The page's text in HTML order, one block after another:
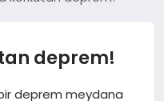
deprem!
deprem meydana